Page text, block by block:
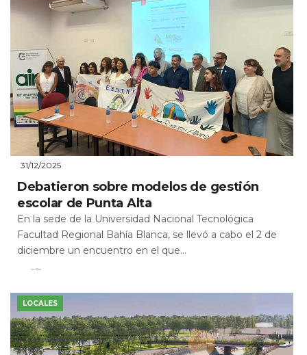
31/12/2025
Debatieron sobre modelos de gestión
escolar de Punta Alta
En la sede de la Universidad Nacional Tecnológica
Facultad Regional Bahía Blanca, se llevó a cabo el 2 de
diciembre un encuentro en el que...
Leer Más
LOCALES